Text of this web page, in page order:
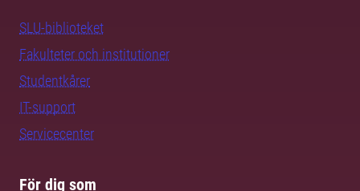
SLU-biblioteket
Fakulteter och institutioner
Studentkårer
IT-support
Servicecenter
För dig som